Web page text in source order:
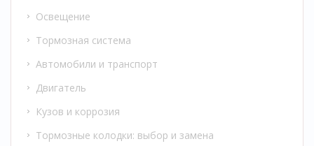
Освещение
Тормозная система
Автомобили и транспорт
Двигатель
Кузов и коррозия
Тормозные колодки: выбор и замена